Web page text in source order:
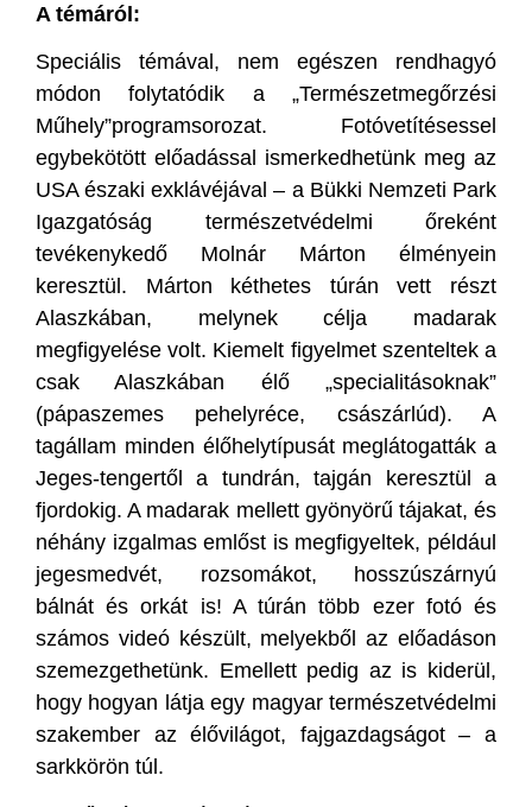
A témáról:
Speciális témával, nem egészen rendhagyó
módon folytatódik a „Természetmegőrzési
Műhely”programsorozat. Fotóvetítésessel
egybekötött előadással ismerkedhetünk meg az
USA északi exklávéjával – a Bükki Nemzeti Park
Igazgatóság természetvédelmi őreként
tevékenykedő Molnár Márton élményein
keresztül. Márton kéthetes túrán vett részt
Alaszkában, melynek célja madarak
megfigyelése volt. Kiemelt figyelmet szenteltek a
csak Alaszkában élő „specialitásoknak”
(pápaszemes pehelyréce, császárlúd). A
tagállam minden élőhelytípusát meglátogatták a
Jeges-tengertől a tundrán, tajgán keresztül a
fjordokig. A madarak mellett gyönyörű tájakat, és
néhány izgalmas emlőst is megfigyeltek, például
jegesmedvét, rozsomákot, hosszúszárnyú
bálnát és orkát is! A túrán több ezer fotó és
számos videó készült, melyekből az előadáson
szemezgethetünk. Emellett pedig az is kiderül,
hogy hogyan látja egy magyar természetvédelmi
szakember az élővilágot, fajgazdagságot – a
sarkkörön túl.